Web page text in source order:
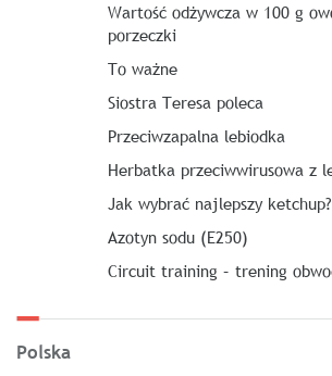
Wartość odżywcza w 100 g
porzeczki
To ważne
Siostra Teresa poleca
Przeciwzapalna lebiodka
Herbatka przeciwwirusowa z
Jak wybrać najlepszy ketchup?
Azotyn sodu (E250)
Circuit training – trening
Polska